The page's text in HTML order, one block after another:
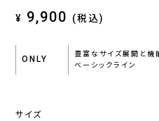
¥ 9,900 (税込)
ONLY
豊富なサイズ展開と機
ベーシックライン
サイズ